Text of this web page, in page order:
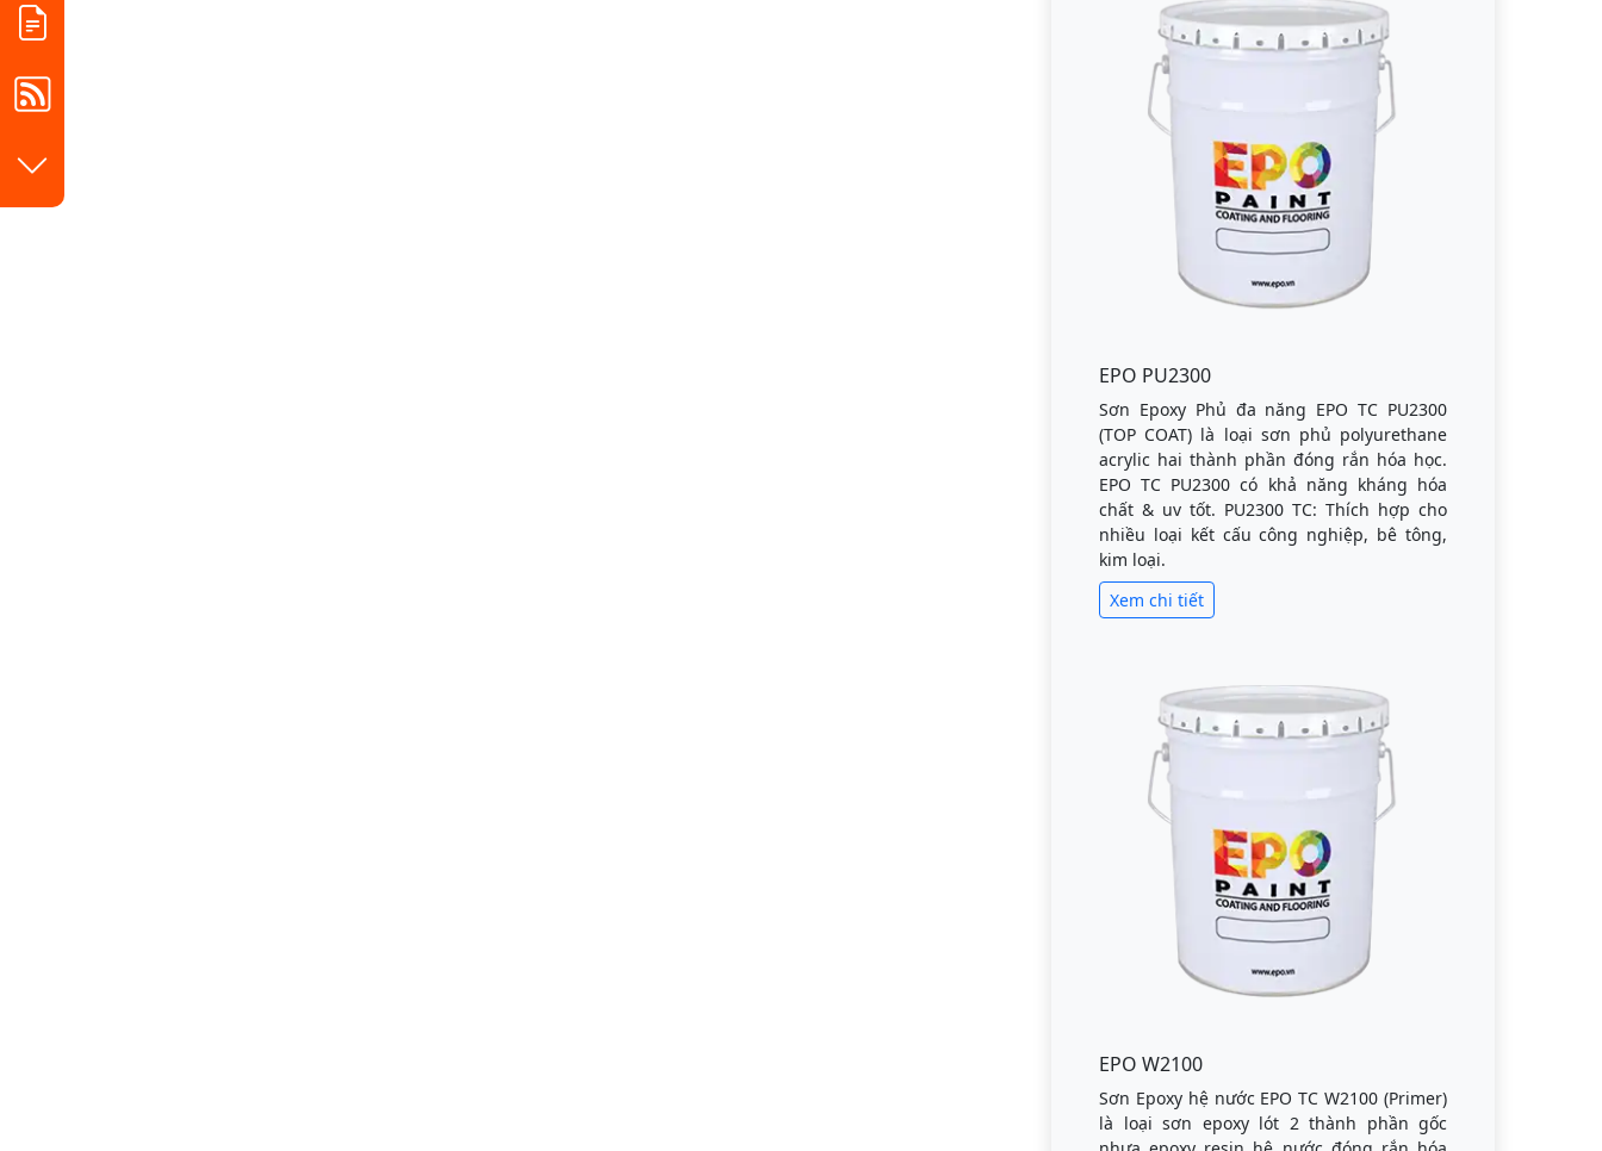
EPO PU2300
Sơn Epoxy Phủ đa năng EPO TC PU2300
(TOP COAT) là loại sơn phủ polyurethane
acrylic hai thành phần đóng rắn hóa học.
EPO TC PU2300 có khả năng kháng hóa
chất & uv tốt. PU2300 TC: Thích hợp cho
nhiều loại kết cấu công nghiệp, bê tông,
kim loại.
Xem chi tiết
EPO W2100
Sơn Epoxy hệ nước EPO TC W2100 (Primer)
là loại sơn epoxy lót 2 thành phần gốc